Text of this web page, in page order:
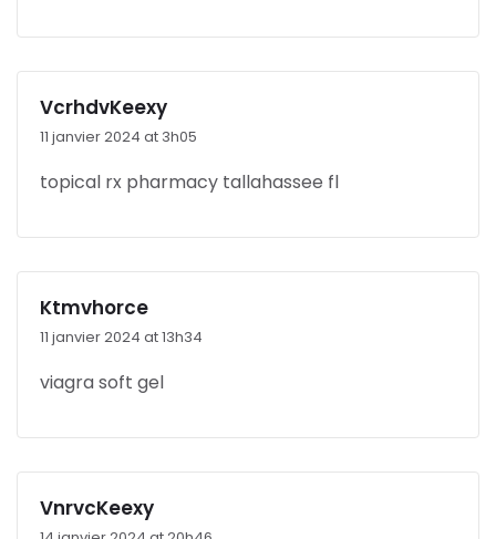
VcrhdvKeexy
11 janvier 2024 at 3h05
topical rx pharmacy tallahassee fl
Ktmvhorce
11 janvier 2024 at 13h34
viagra soft gel
VnrvcKeexy